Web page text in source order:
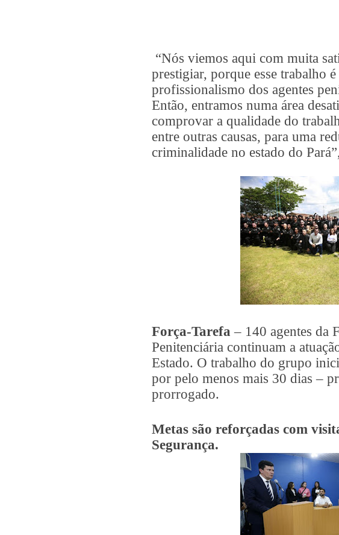
“Nós viemos aqui com muita
prestigiar, porque esse trabalho
profissionalismo dos agentes
Então, entramos numa área
comprovar a qualidade do
entre outras causas, para uma
criminalidade no estado do
Força-Tarefa– 140 agentes da
Penitenciária continuam a
Estado. O trabalho do grupo
por pelo menos mais 30 dias –
prorrogado.
Metas são reforçadas com
Segurança.